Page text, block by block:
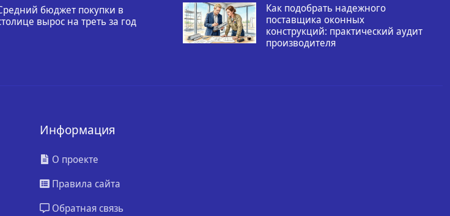
бюджет покупки в
вырос на треть за год
Как подобрать надежного
поставщика оконных
конструкций: практический аудит
производителя
Информация
О проекте
Правила сайта
Обратная связь